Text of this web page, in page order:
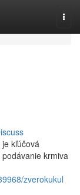
kľúčová
krmiva
zverokukul